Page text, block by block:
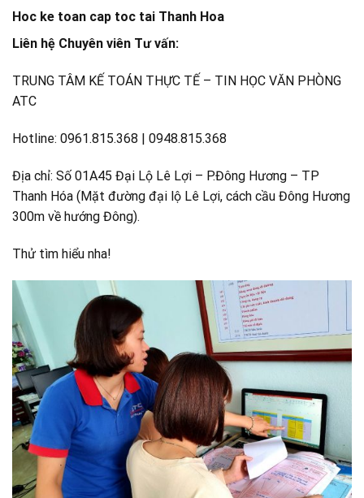
Hoc ke toan cap toc tai Thanh Hoa
Liên hệ Chuyên viên Tư vấn:
TRUNG TÂM KẾ TOÁN THỰC TẾ – TIN HỌC VĂN PHÒNG
ATC
Hotline: 0961.815.368 | 0948.815.368
Địa chỉ: Số 01A45 Đại Lộ Lê Lợi – P.Đông Hương – TP
Thanh Hóa (Mặt đường đại lộ Lê Lợi, cách cầu Đông Hương
300m về hướng Đông).
Thử tìm hiểu nha!